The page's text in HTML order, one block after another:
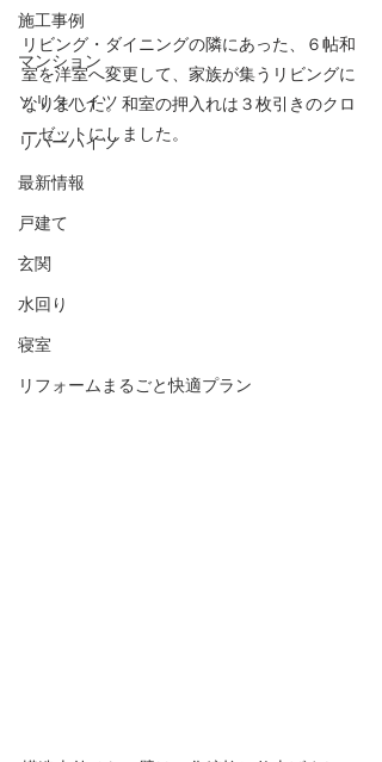
施工事例
マンション
ソリタハイツ
リバーハイツ
​最新情報
戸建て
玄関
水回り
寝室
リフォームまるごと快適プラン
リビング・ダイニングの隣にあった、６帖和
室を洋室へ変更して、家族が集うリビングに
なりました。和室の押入れは３枚引きのクロ
ーゼットにしました。